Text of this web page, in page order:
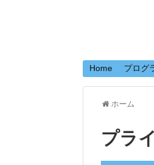
Home プログ
ホーム
プラ